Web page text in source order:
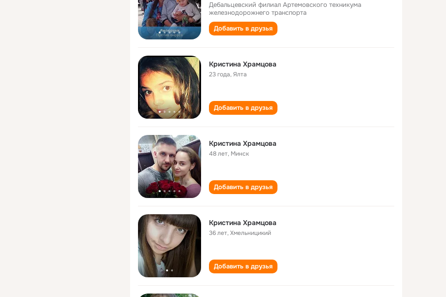
Дебальцевский филиал Артемовского техникума
железнодорожнего транспорта
Добавить в друзья
Кристина Храмцова
23 года,Ялта
Добавить в друзья
Кристина Храмцова
48 лет, Минск
Добавить в друзья
Кристина Храмцова
36 лет,Хмельницикий
Добавить в друзья